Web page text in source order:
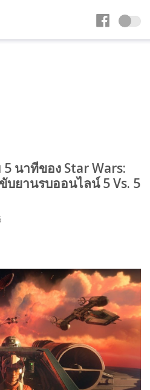
นาทีของ Star Wars:
บยานรบออนไลน์ 5 Vs. 5